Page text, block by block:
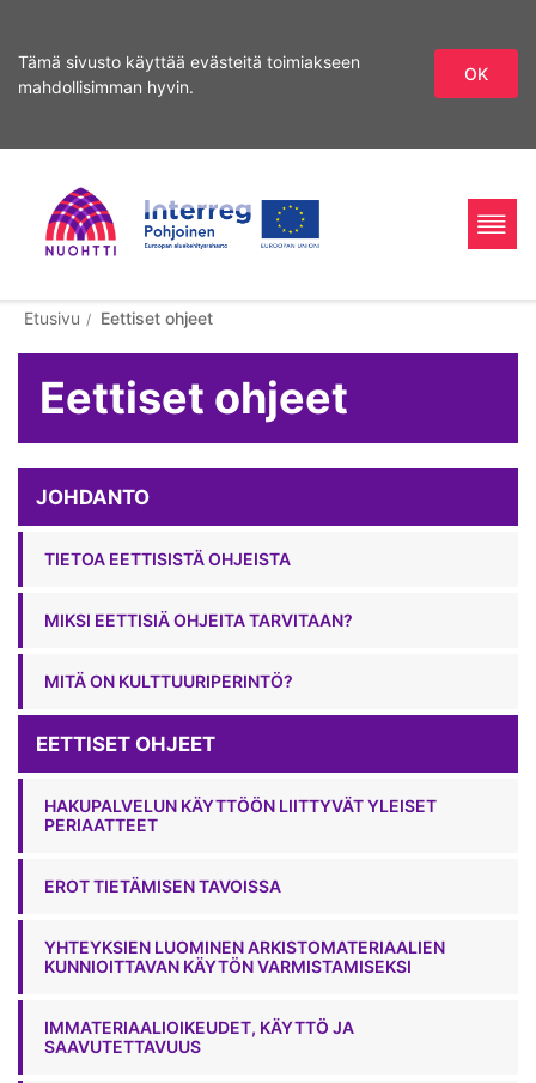
Tämä sivusto käyttää evästeitä toimiakseen
mahdollisimman hyvin.
OK
sisältöön
Home Interreg
Haku
Etusivu Eettiset ohjeet
Eettiset ohjeet
JOHDANTO
TIETOA EETTISISTÄ OHJEISTA
MIKSI EETTISIÄ OHJEITA TARVITAAN?
MITÄ ON KULTTUURIPERINTÖ?
EETTISET OHJEET
HAKUPALVELUN KÄYTTÖÖN LIITTYVÄT YLEISET
PERIAATTEET
EROT TIETÄMISEN TAVOISSA
YHTEYKSIEN LUOMINEN ARKISTOMATERIAALIEN
KUNNIOITTAVAN KÄYTÖN VARMISTAMISEKSI
IMMATERIAALIOIKEUDET, KÄYTTÖ JA
SAAVUTETTAVUUS